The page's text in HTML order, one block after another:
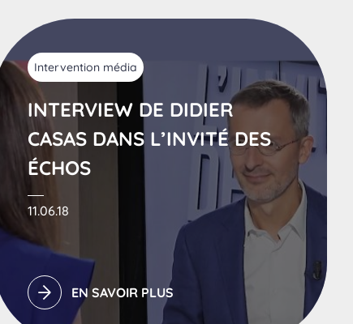
Intervention média
INTERVIEW DE DIDIER
CASAS DANS L’INVITÉ DES
ÉCHOS
11.06.18
EN SAVOIR PLUS